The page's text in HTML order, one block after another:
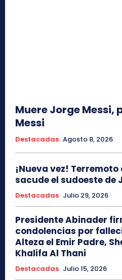
Muere Jorge Messi,
Messi
Destacadas Agosto 8, 2026
¡Nueva vez!
sacude el sudoeste de
Destacadas Julio 29, 2026
Presidente Abinader
condolencias por
Alteza el Emir Padre,
Khalifa Al Thani
Destacadas Julio 15, 2026